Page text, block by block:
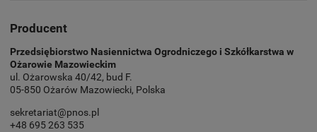
Producent
Przedsiębiorstwo Nasiennictwa Ogrodniczego i Szkółkarstwa w
Ożarowie Mazowieckim
ul. Ożarowska 40/42, bud F.
05-850 Ożarów Mazowiecki, Polska
sekretariat@pnos.pl
+48 695 263 535